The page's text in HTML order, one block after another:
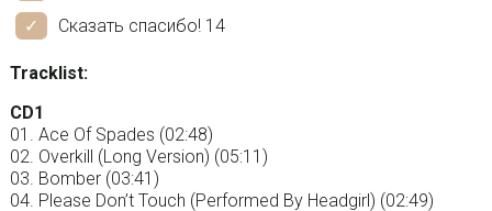
Сказать спасибо! 14
Tracklist:
CD1
01. Ace Of Spades (02:48)
02. Overkill (Long Version) (05:11)
03. Bomber (03:41)
04. Please Don’t Touch (Performed By Headgirl) (02:49)